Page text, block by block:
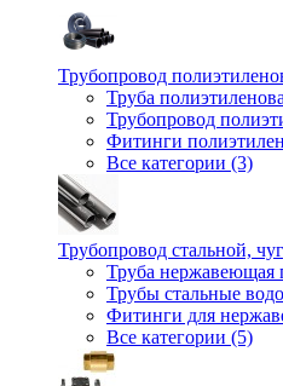
Трубопровод
Труба
Трубопровод
Фитинги
Все категории (3)
Трубопровод стальной,
Труба нержавеющая
Трубы стальные
Фитинги для
Все категории (5)